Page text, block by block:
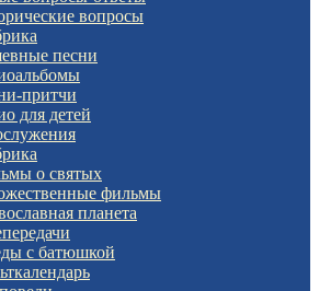
вопросы
песни
притчи
для детей
о святых
фильмы
планета
с батюшкой